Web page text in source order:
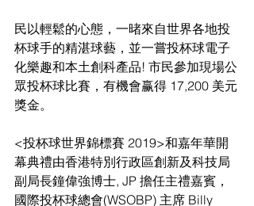
民以輕鬆的心態，一暏來自世界各地投
杯球手的精湛球藝，並一嘗投杯球電子
化樂趣和本土創科產品! 市民參加現場公
眾投杯球比賽，有機會赢得 17,200 美元
獎金。
<投杯球世界錦標賽 2019>和嘉年華開
幕典禮由香港特別行政區創新及科技局
副局長鐘偉強博士, JP 擔任主禮嘉賓，
國際投杯球總會(WSOBP) 主席 Billy